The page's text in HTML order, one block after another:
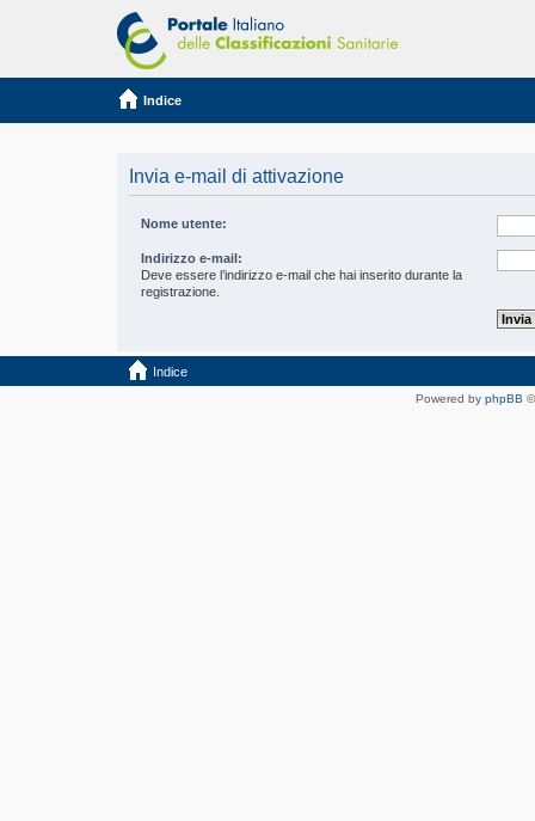
Indice
Invia e-mail di attivazione
Nome utente:
Indirizzo e-mail:
Deve essere l’indirizzo e-mail che hai inserito durante la
registrazione.
Indice
Powered by phpBB